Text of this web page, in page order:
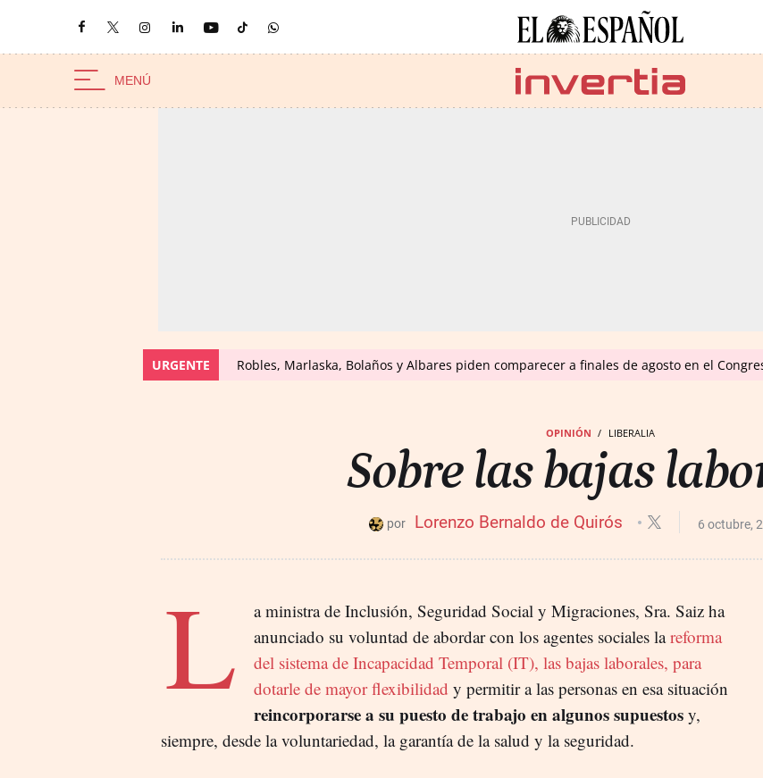
URGENTE Robles, Marlaska, Bolaños y Albares piden comparecer a finales de agosto en el
OPINIÓN LIBERALIA
Sobre las bajas
Lorenzo Bernaldo de Quirós 6 octubre,
L
a ministra de Inclusión, Seguridad Social y Migraciones, Sra. Saiz ha
anunciado su voluntad de abordar con los agentes sociales lareforma
del sistema de Incapacidad Temporal (IT), las bajas laborales, para
dotarle de mayor flexibilidad y permitir a las personas en esa situación
reincorporarse a su puesto de trabajo en algunos supuestos y,
siempre, desde la voluntariedad, la garantía de la salud y la seguridad.